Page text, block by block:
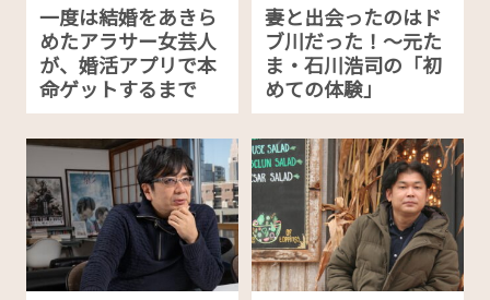
一度は結婚をあきら
めたアラサー女芸人
が、婚活アプリで本
命ゲットするまで
妻と出会ったのはド
ブ川だった！～元た
ま・石川浩司の「初
めての体験」